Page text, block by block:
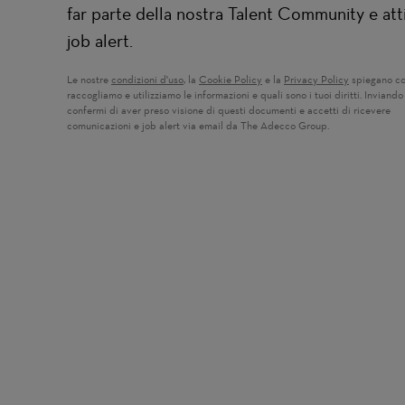
far parte della nostra Talent Community e
job alert.
Le nostre condizioni d'uso(si apre in una nuova finestra)
, la Cookie Policy (si apre in una nuova finestra)
e la Privacy Policy (si apre in
spiegano
raccogliamo e utilizziamo le informazioni e quali sono i tuoi diritti.
confermi di aver preso visione di questi documenti e accetti di ricevere
comunicazioni e job alert via email da The Adecco Group.